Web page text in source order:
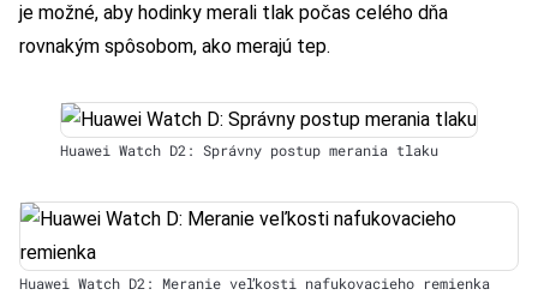
je možné, aby hodinky merali tlak počas celého dňa
rovnakým spôsobom, ako merajú tep.
Huawei Watch D2: Správny postup merania tlaku
Huawei Watch D2: Meranie veľkosti nafukovacieho remienka